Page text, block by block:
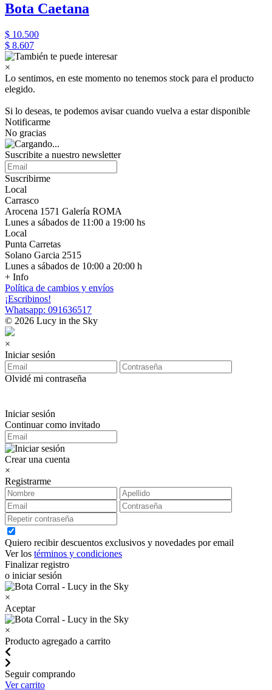
Bota Caetana
$ 10.500
$ 8.607
×
Lo sentimos, en este momento no tenemos stock para el producto
elegido.
Si lo deseas, te podemos avisar cuando vuelva a estar disponible
Notificarme
No gracias
Suscribite a nuestro newsletter
Suscribirme
Local
Carrasco
Arocena 1571 Galería ROMA
Lunes a sábados de 11:00 a 19:00 hs
Local
Punta Carretas
Solano Garcia 2515
Lunes a sábados de 10:00 a 20:00 h
+ Info
Política de cambios y envíos
¡Escribinos!
Whatsapp: 091636517
© 2026 Lucy in the Sky
×
Iniciar sesión
Olvidé mi contraseña
Iniciar sesión
Continuar como invitado
Crear una cuenta
×
Registrarme
Quiero recibir descuentos exclusivos y novedades por email
Ver los términos y condiciones
Finalizar registro
o iniciar sesión
×
Aceptar
×
Producto agregado a carrito
Seguir comprando
Ver carrito